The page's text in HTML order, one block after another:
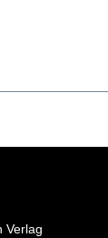
Verlag